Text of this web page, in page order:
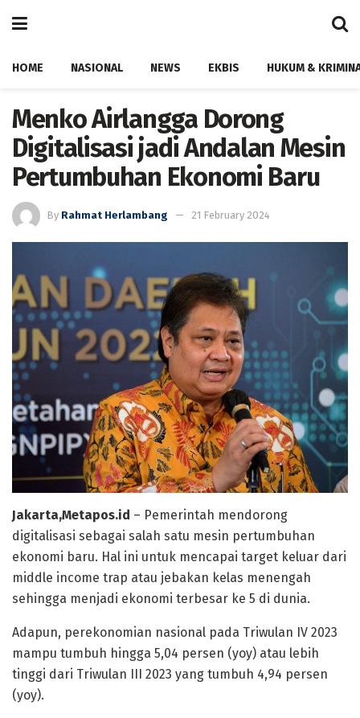
HOME NASIONAL NEWS EKBIS HUKUM &
Menko Airlangga Dorong
Digitalisasi jadi Andalan Mesin
Pertumbuhan Ekonomi Baru
By Rahmat Herlambang 21 February 2024
Jakarta,Metapos.id – Pemerintah mendorong
digitalisasi sebagai salah satu mesin pertumbuhan
ekonomi baru. Hal ini untuk mencapai target keluar dari
middle income trap atau jebakan kelas menengah
sehingga menjadi ekonomi terbesar ke 5 di dunia.
Adapun, perekonomian nasional pada Triwulan IV 2023
mampu tumbuh hingga 5,04 persen (yoy) atau lebih
tinggi dari Triwulan III 2023 yang tumbuh 4,94 persen
(yoy).